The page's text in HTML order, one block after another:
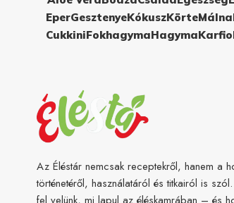
EperGesztenyeKókuszKörteMálna
CukkiniFokhagymaHagyma
Az Éléstár nemcsak receptekről, hanem a
történetéről, használatáról és titkairól is